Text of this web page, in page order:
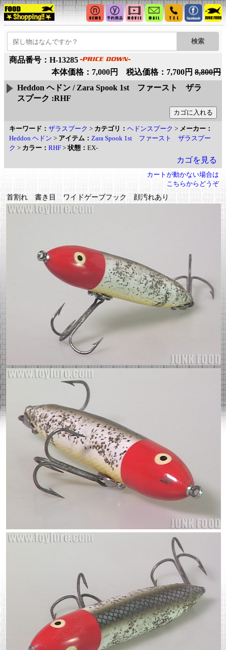
商品番号：H-13285
本体価格：7,000円 税込価格：7,700円 8,800円
Heddon ヘドン / Zara Spook 1st ファースト ザラ
スプーク :RHF
キーワード： ザラスプーク > カテゴリ： ヘドンスプーク > メーカー：
Heddon ヘドン > アイテム： Zara Spook 1st ファースト ザラスプー
ク > カラー： RHF >状態： EX-
カゴを見る
カートが動かない場合は
こちらからどうぞ
首割れ 書き目 ワイドゲーブフック 顔汚れあり